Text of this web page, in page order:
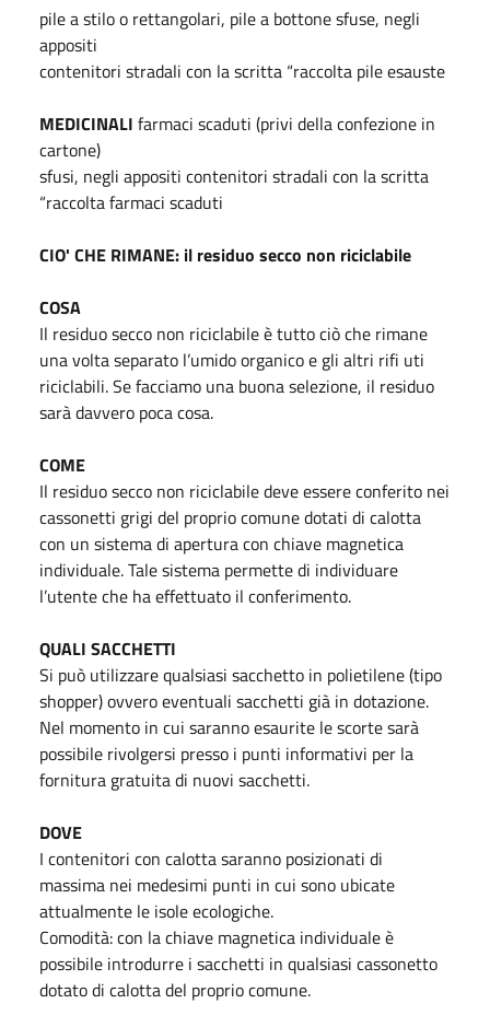
pile a stilo o rettangolari, pile a bottone sfuse, negli
appositi
contenitori stradali con la scritta “raccolta pile esauste
MEDICINALI farmaci scaduti (privi della confezione in
cartone)
sfusi, negli appositi contenitori stradali con la scritta
“raccolta farmaci scaduti
CIO' CHE RIMANE: il residuo secco non riciclabile
COSA
Il residuo secco non riciclabile è tutto ciò che rimane
una volta separato l’umido organico e gli altri rifi uti
riciclabili. Se facciamo una buona selezione, il residuo
sarà davvero poca cosa.
COME
Il residuo secco non riciclabile deve essere conferito nei
cassonetti grigi del proprio comune dotati di calotta
con un sistema di apertura con chiave magnetica
individuale. Tale sistema permette di individuare
l’utente che ha effettuato il conferimento.
QUALI SACCHETTI
Si può utilizzare qualsiasi sacchetto in polietilene (tipo
shopper) ovvero eventuali sacchetti già in dotazione.
Nel momento in cui saranno esaurite le scorte sarà
possibile rivolgersi presso i punti informativi per la
fornitura gratuita di nuovi sacchetti.
DOVE
I contenitori con calotta saranno posizionati di
massima nei medesimi punti in cui sono ubicate
attualmente le isole ecologiche.
Comodità: con la chiave magnetica individuale è
possibile introdurre i sacchetti in qualsiasi cassonetto
dotato di calotta del proprio comune.